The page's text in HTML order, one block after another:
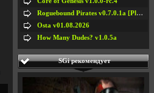
Roguebound Pirates v0.7.0.1a [Playtest]
Osta v01.08.2026
How Many Dudes? v1.0.5a
SGi рекомендует